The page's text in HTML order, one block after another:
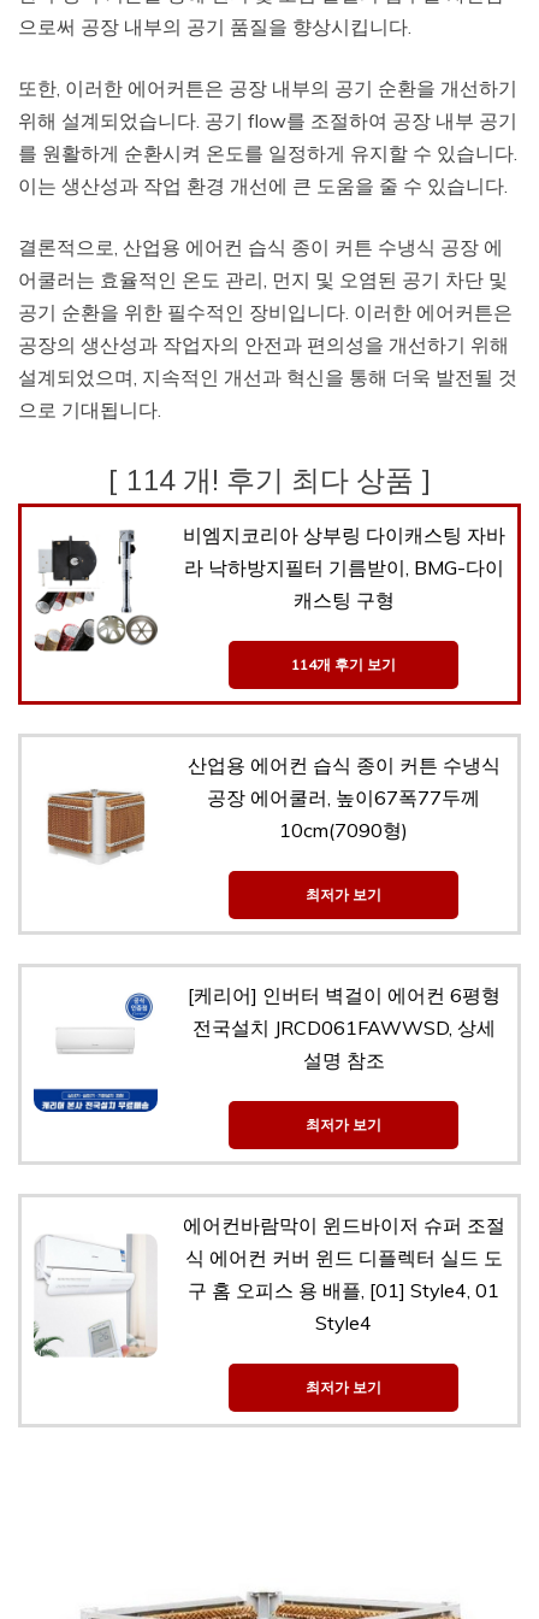
으로써 공장 내부의 공기 품질을 향상시킵니다.
또한, 이러한 에어커튼은 공장 내부의 공기 순환을 개선하기
위해 설계되었습니다. 공기 flow를 조절하여 공장 내부 공기
를 원활하게 순환시켜 온도를 일정하게 유지할 수 있습니다.
이는 생산성과 작업 환경 개선에 큰 도움을 줄 수 있습니다.
결론적으로, 산업용 에어컨 습식 종이 커튼 수냉식 공장 에
어쿨러는 효율적인 온도 관리, 먼지 및 오염된 공기 차단 및
공기 순환을 위한 필수적인 장비입니다. 이러한 에어커튼은
공장의 생산성과 작업자의 안전과 편의성을 개선하기 위해
설계되었으며, 지속적인 개선과 혁신을 통해 더욱 발전될 것
으로 기대됩니다.
[ 114 개! 후기 최다 상품 ]
비엠지코리아 상부링 다이캐스팅 자바
라 낙하방지필터 기름받이, BMG-다이
캐스팅 구형
114개 후기 보기
산업용 에어컨 습식 종이 커튼 수냉식
공장 에어쿨러, 높이67폭77두께
10cm(7090형)
최저가 보기
[케리어] 인버터 벽걸이 에어컨 6평형
전국설치 JRCD061FAWWSD, 상세
설명 참조
최저가 보기
에어컨바람막이 윈드바이저 슈퍼 조절
식 에어컨 커버 윈드 디플렉터 실드 도
구 홈 오피스 용 배플, [01] Style4, 01
Style4
최저가 보기